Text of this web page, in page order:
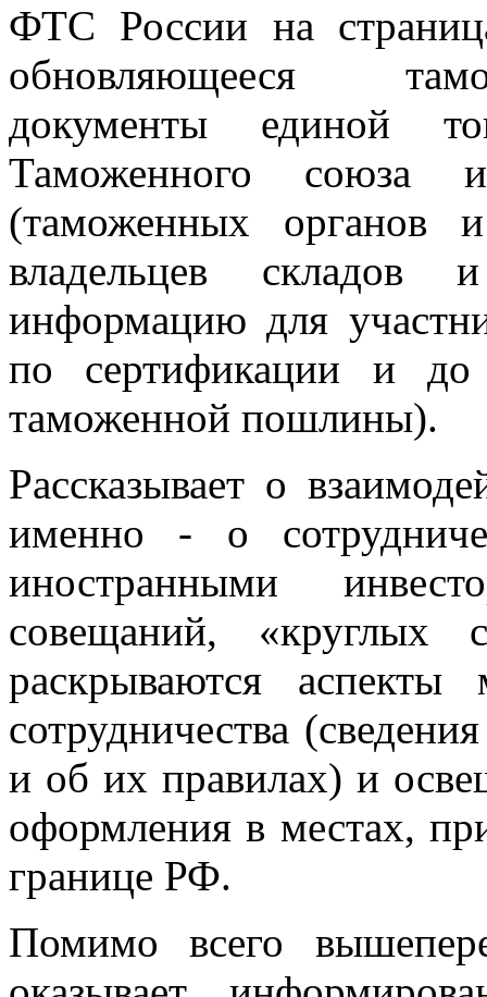
ФТС России на
обновляющееся
документы единой
Таможенного союза
(таможенных органов
владельцев складов
информацию для
по сертификации и до
таможенной пошлины).
Рассказывает o
именно - o
иностранными
совещаний, «круглых
раскрываются аспекты
сотрудничества
и об их правилах) и
оформления в местах,
границе РФ.
Помимо всего